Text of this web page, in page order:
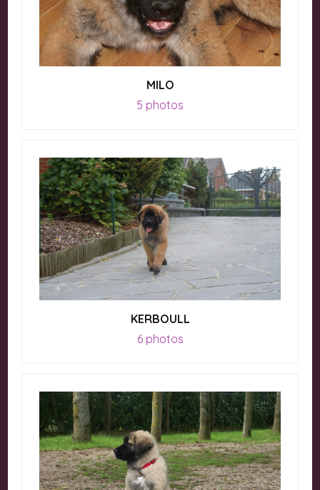
MILO
5 photos
KERBOULL
6 photos